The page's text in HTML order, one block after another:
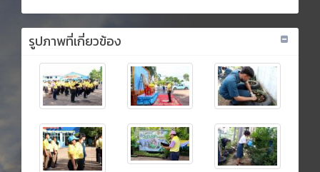
รูปภาพที่เกี่ยวข้อง